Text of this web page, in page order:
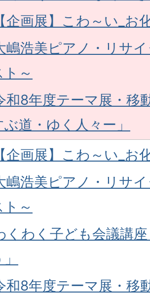
【企画展】こわ～い_お
嶋浩美ピアノ・リサ
ト～
和8年度テーマ展・移
ぶ道・ゆく人々ー」
【企画展】こわ～い_お
嶋浩美ピアノ・リサ
ト～
くわく子ども会議講
和8年度テーマ展・移